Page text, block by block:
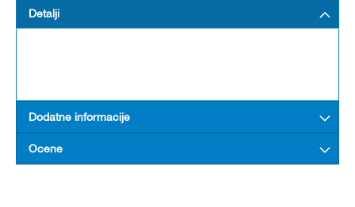
Detalji
Dodatne informacije
Ocene